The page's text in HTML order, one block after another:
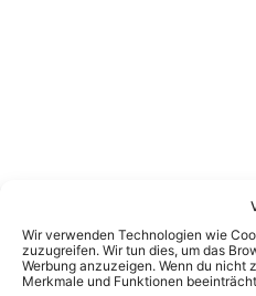
Wir verwenden Technologien wie
zuzugreifen. Wir tun dies, um das
Werbung anzuzeigen. Wenn du nicht
Merkmale und Funktionen